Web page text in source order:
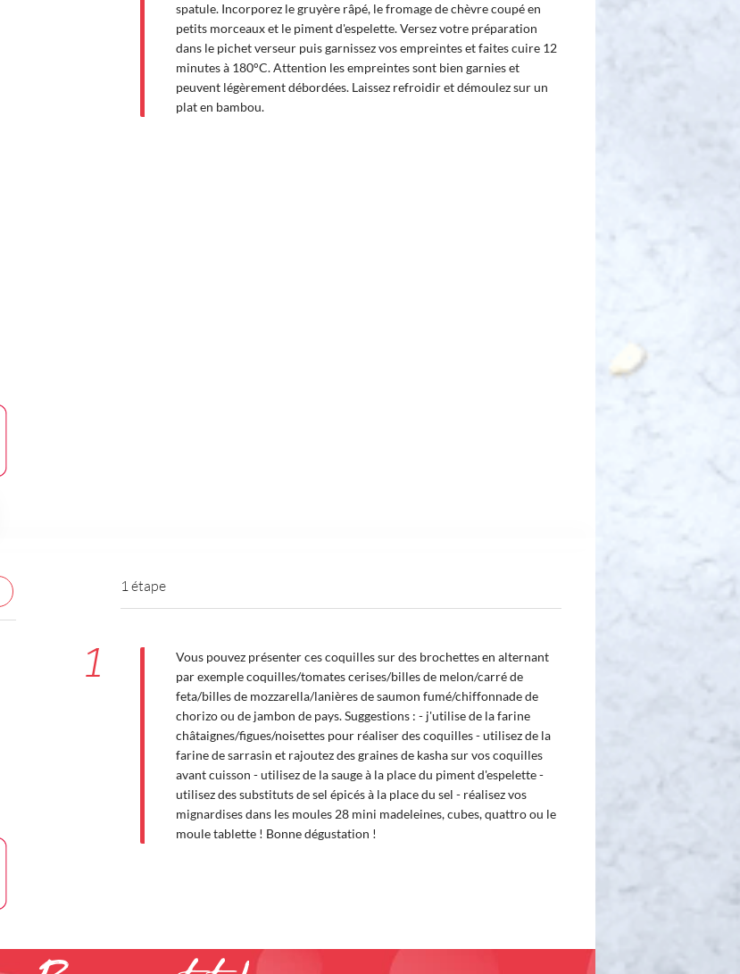
spatule. Incorporez le gruyère râpé, le fromage de chèvre coupé en
petits morceaux et le piment d'espelette. Versez votre préparation
dans le pichet verseur puis garnissez vos empreintes et faites cuire 12
minutes à 180°C. Attention les empreintes sont bien garnies et
peuvent légèrement débordées. Laissez refroidir et démoulez sur un
plat en bambou.
1 étape
1
Vous pouvez présenter ces coquilles sur des brochettes en alternant
par exemple coquilles/tomates cerises/billes de melon/carré de
feta/billes de mozzarella/lanières de saumon fumé/chiffonnade de
chorizo ou de jambon de pays. Suggestions : - j'utilise de la farine
châtaignes/figues/noisettes pour réaliser des coquilles - utilisez de la
farine de sarrasin et rajoutez des graines de kasha sur vos coquilles
avant cuisson - utilisez de la sauge à la place du piment d'espelette -
utilisez des substituts de sel épicés à la place du sel - réalisez vos
mignardises dans les moules 28 mini madeleines, cubes, quattro ou le
moule tablette ! Bonne dégustation !